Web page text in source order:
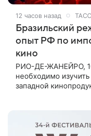
12 часов назад ТАСС
Бразильский
опыт РФ по
кино
РИО-ДЕ-ЖАНЕЙРО,
необходимо
западной